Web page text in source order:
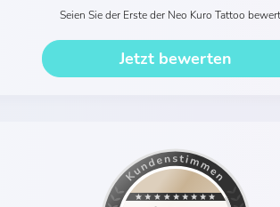
Seien Sie der Erste der Neo Kuro Tattoo
Jetzt bewerten